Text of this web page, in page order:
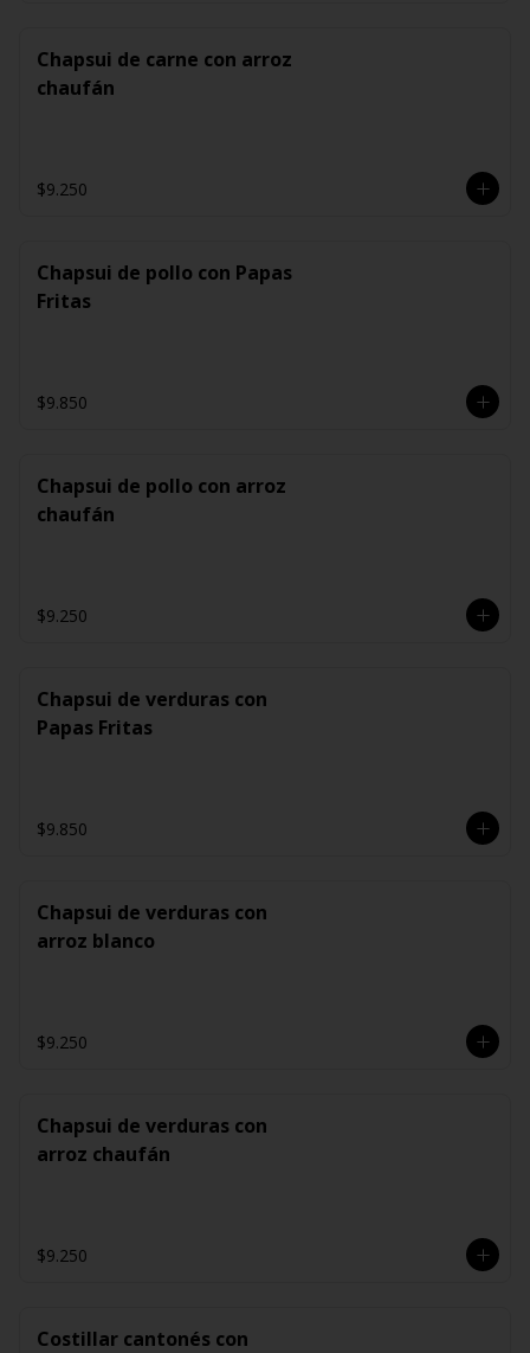
Chapsui de carne con arroz
chaufán
$9.250
Chapsui de pollo con Papas
Fritas
$9.850
Chapsui de pollo con arroz
chaufán
$9.250
Chapsui de verduras con
Papas Fritas
$9.850
Chapsui de verduras con
arroz blanco
$9.250
Chapsui de verduras con
arroz chaufán
$9.250
Costillar cantonés con